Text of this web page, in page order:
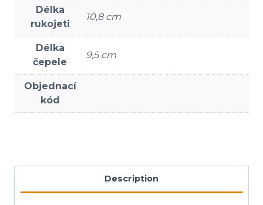
Délka
rukojeti
10,8 cm
Délka
čepele
9,5 cm
Objednací
kód
Description